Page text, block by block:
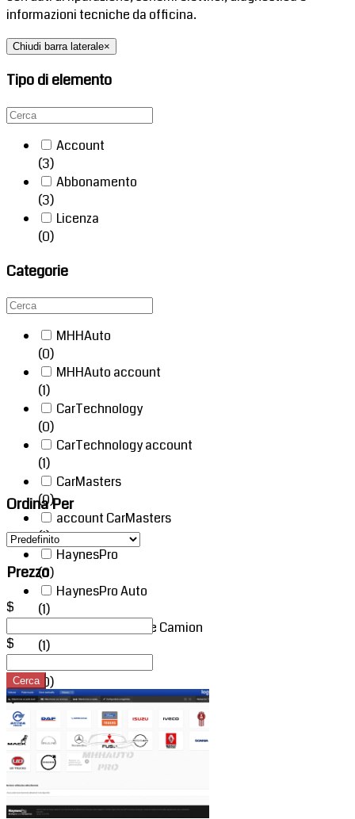
informazioni tecniche da officina.
Chiudi barra laterale×
Tipo di elemento
Account
(3)
Abbonamento
(3)
Licenza
(0)
Categorie
MHHAuto
(0)
MHHAuto account
(1)
CarTechnology
(0)
CarTechnology account
(1)
CarMasters
(0)
account CarMasters
(1)
HaynesPro
(0)
HaynesPro Auto
(1)
HaynesPro Auto e Camion
(1)
(0)
Solera Auto
(0)
Solera Auto e Moto
(1)
Ordina Per
Prezzo
$
$
Cerca
View
Abbonamento
HaynesPro
WorkshopData
Auto
e
Camion